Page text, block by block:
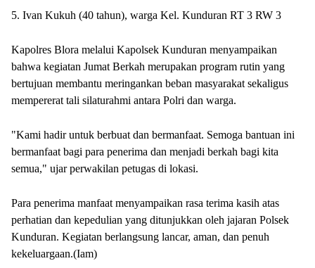
5. Ivan Kukuh (40 tahun), warga Kel. Kunduran RT 3 RW 3
Kapolres Blora melalui Kapolsek Kunduran menyampaikan
bahwa kegiatan Jumat Berkah merupakan program rutin yang
bertujuan membantu meringankan beban masyarakat sekaligus
mempererat tali silaturahmi antara Polri dan warga.
"Kami hadir untuk berbuat dan bermanfaat. Semoga bantuan ini
bermanfaat bagi para penerima dan menjadi berkah bagi kita
semua," ujar perwakilan petugas di lokasi.
Para penerima manfaat menyampaikan rasa terima kasih atas
perhatian dan kepedulian yang ditunjukkan oleh jajaran Polsek
Kunduran. Kegiatan berlangsung lancar, aman, dan penuh
kekeluargaan.(Iam)